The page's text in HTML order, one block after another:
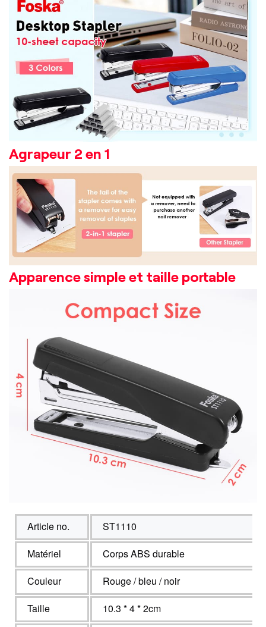
Agrapeur 2 en 1
Apparence simple et taille portable
Article no.
ST1110
Matériel
Corps ABS durable
Couleur
Rouge / bleu / noir
Taille
10.3 * 4 * 2cm